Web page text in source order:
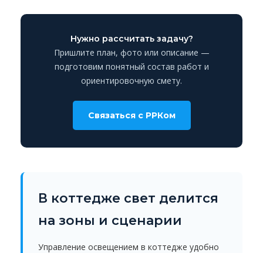
Нужно рассчитать задачу?
Пришлите план, фото или описание —
подготовим понятный состав работ и
ориентировочную смету.
Связаться с РРКом
В коттедже свет делится
на зоны и сценарии
Управление освещением в коттедже удобно